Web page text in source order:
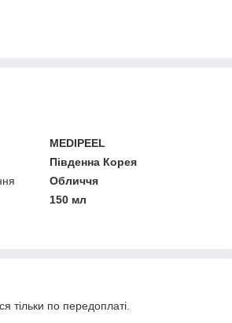
MEDIPEEL
Південна Корея
Обличчя
150 мл
тільки по передоплаті.